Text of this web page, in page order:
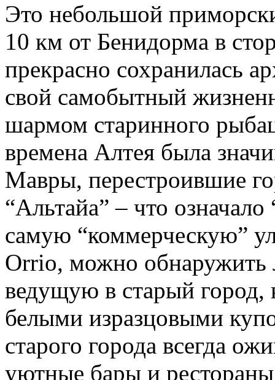
Это небольшой
10 км от Бенидорма в
прекрасно сохранилась
свой самобытный
шармом старинного
времена Алтея была
Мавры, перестроившие
“Альтайа” – что
самую “коммерческую”
Orrio, можно обнаружить
ведущую в старый город,
белыми изразцовыми
старого города всегда
уютные бары и